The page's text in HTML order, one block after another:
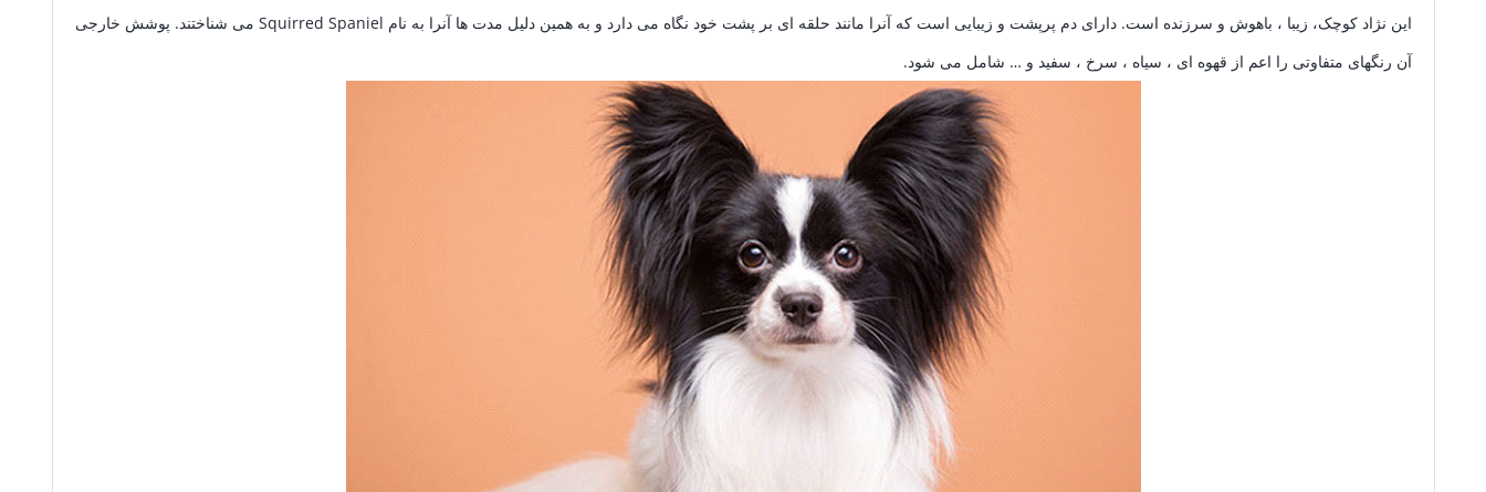
این نژاد کوچک، زیبا ، باهوش و سرزنده است. دارای دم پرپشت و زیبایی است که آنرا مانند حلقه ای بر پشت خود نگاه می دارد و به همین دلیل مدت ها آنرا به نام Squirred Spaniel می شناختند. پوشش خارجی
آن رنگهای متفاوتی را اعم از قهوه ای ، سیاه ، سرخ ، سفید و … شامل می شود.